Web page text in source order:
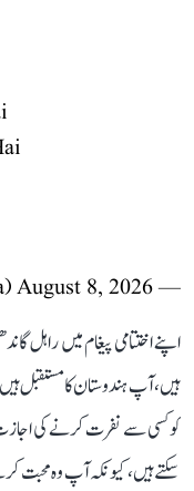
— Congress (@INCIndia)
August 8, 2026
اپنے اختتامی پیغام میں راہل
ہیں، آپ ہندوستان کا مستقبل
کو کسی سے نفرت کرنے کی
سکتے ہیں، کیونکہ آپ وہ محبت